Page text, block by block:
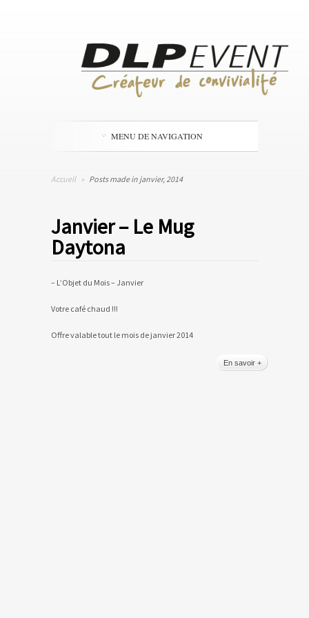
MENU DE NAVIGATION
Accueil » Posts made in janvier, 2014
Janvier – Le Mug
Daytona
– L’Objet du Mois – Janvier
Votre café chaud !!!
Offre valable tout le mois de janvier 2014
En savoir +